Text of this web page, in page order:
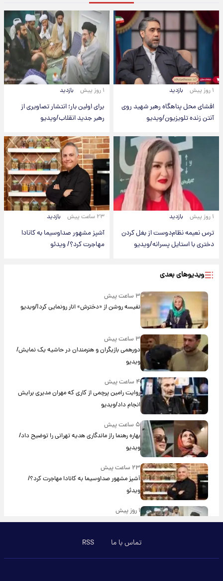
۱ روز پیش بازدید
افشای محل پناهگاه‌ رهبر شهید روی
آنتن زنده تلویزیون/ویدیو
۱ روز پیش بازدید
برای اولین بار؛ انتشار تصاویری از
رهبر جدید انقلاب/ویدیو
۱ روز پیش بازدید
ترس نعیمه نظام‌دوست از بغل کردن
دختری با استایل پسرانه/ویدیو
۲۳ ساعت پیش بازدید
آشپز مشهور صداوسیما به کانادا
مهاجرت کرد؟/ ویدئو
ویدیوهای بعدی
۳ ساعت پیش
نفیسه روشن از «دخترش» انار رونمایی کرد!/ویدیو
۳ ساعت پیش
دورهمی بازیگران و هنرمندان در حاشیه یک نمایش/
ویدیو
۴ ساعت پیش
روایت رامین پرچمی از کاری که مهران مدیری برایش
انجام داد/ویدیو
۵ ساعت پیش
بهاره رهنما راز ماندگاری هدیه تهرانی را توضیح داد/
ویدیو
۲۳ ساعت پیش
آشپز مشهور صداوسیما به کانادا مهاجرت کرد؟/
ویدئو
۱ روز پیش
برای اولین بار؛ انتشار تصاویری از رهبر جدید انقلاب/
تماس با ما RSS